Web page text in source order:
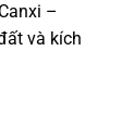
–
và kích